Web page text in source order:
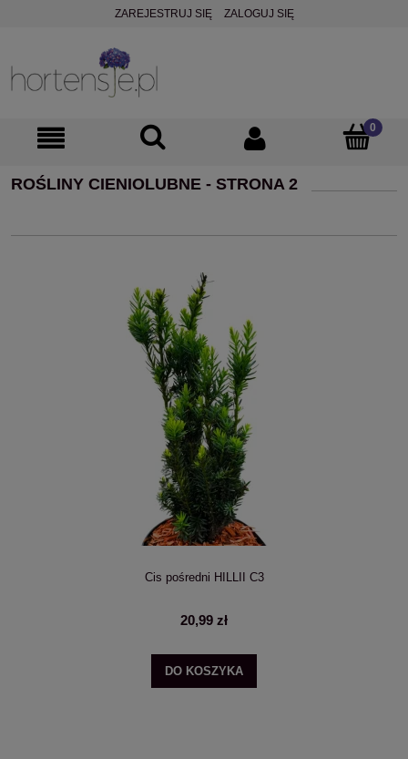
ZAREJESTRUJ SIĘ ZALOGUJ SIĘ
ROŚLINY CIENIOLUBNE - STRONA 2
Cis pośredni HILLII C3
20,99 zł
DO KOSZYKA